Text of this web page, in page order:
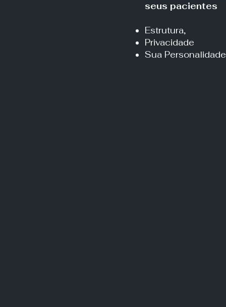
seus pacientes
Estrutura,​
Privacidade
Sua Personalidade